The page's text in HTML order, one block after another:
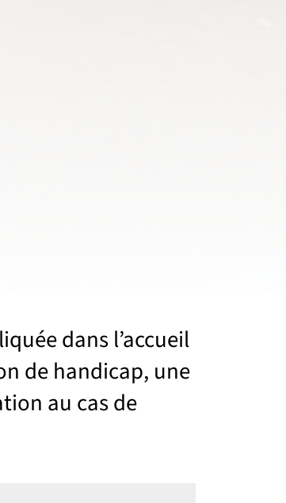
dans l’accueil
de handicap, une
au cas de